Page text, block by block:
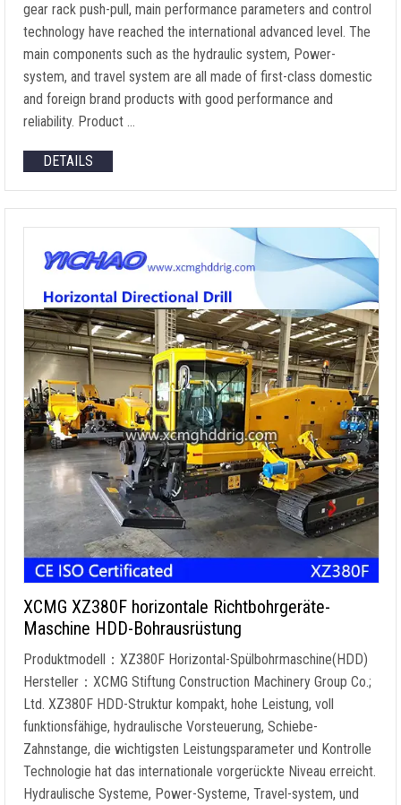
gear rack push-pull, main performance parameters and control
technology have reached the international advanced level. The
main components such as the hydraulic system, Power-
system, and travel system are all made of first-class domestic
and foreign brand products with good performance and
reliability. Product …
DETAILS
XCMG XZ380F horizontale Richtbohrgeräte-
Maschine HDD-Bohrausrüstung
Produktmodell：XZ380F Horizontal-Spülbohrmaschine(HDD)
Hersteller：XCMG Stiftung Construction Machinery Group Co.;
Ltd. XZ380F HDD-Struktur kompakt, hohe Leistung, voll
funktionsfähige, hydraulische Vorsteuerung, Schiebe-
Zahnstange, die wichtigsten Leistungsparameter und Kontrolle
Technologie hat das internationale vorgerückte Niveau erreicht.
Hydraulische Systeme, Power-Systeme, Travel-system, und